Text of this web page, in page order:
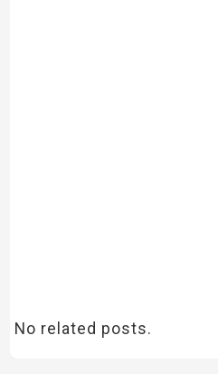
No related posts.